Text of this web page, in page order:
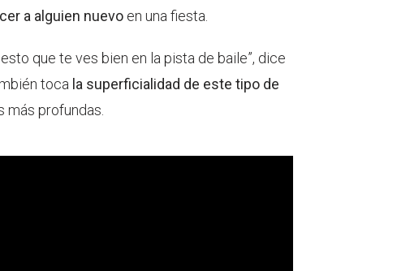
a alguien nuevo en una fiesta.
que te ves bien en la pista de baile”, dice
toca la superficialidad de este tipo de
más profundas.